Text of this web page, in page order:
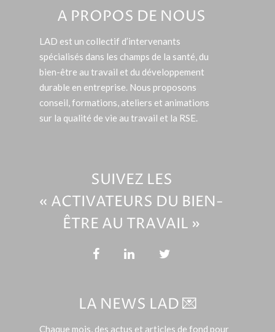
A PROPOS DE NOUS
LAD est un collectif d’intervenants
spécialisés dans les champs de la santé, du
bien-être au travail et du développement
durable en entreprise. Nous proposons
conseil, formations, ateliers et animations
sur la qualité de vie au travail et la RSE.
SUIVEZ LES
« ACTIVATEURS DU BIEN-
ÊTRE AU TRAVAIL »
LA NEWS LAD 💌
Chaque mois, des actus et articles de fond pour